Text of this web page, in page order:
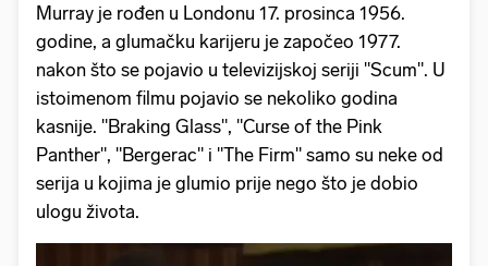
Murray je rođen u Londonu 17. prosinca 1956.
godine, a glumačku karijeru je započeo 1977.
nakon što se pojavio u televizijskoj seriji "Scum". U
istoimenom filmu pojavio se nekoliko godina
kasnije. "Braking Glass", "Curse of the Pink
Panther", "Bergerac" i "The Firm" samo su neke od
serija u kojima je glumio prije nego što je dobio
ulogu života.